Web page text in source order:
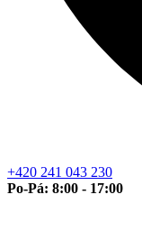
+420 241 043 230
Po-Pá: 8:00 - 17:00